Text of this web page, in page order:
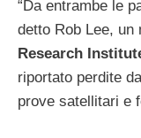
“Da entrambe le
detto Rob Lee, un
Research
riportato perdite
prove satellitari e